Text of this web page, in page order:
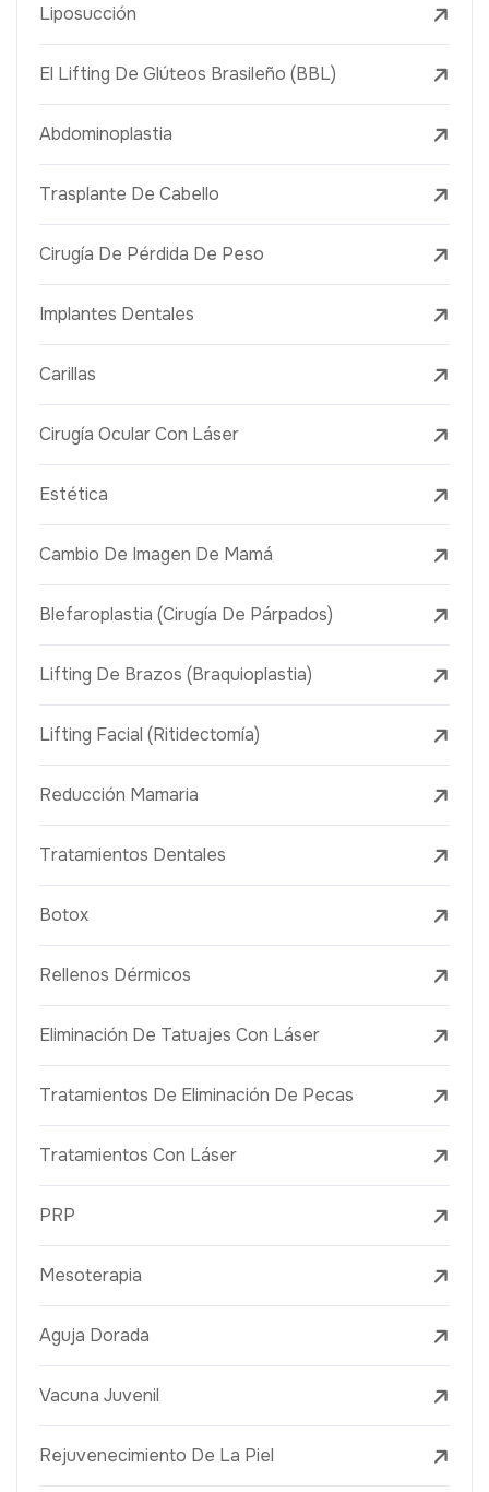
Liposucción
El Lifting De Glúteos Brasileño (BBL)
Abdominoplastia
Trasplante De Cabello
Cirugía De Pérdida De Peso
Implantes Dentales
Carillas
Cirugía Ocular Con Láser
Estética
Cambio De Imagen De Mamá
Blefaroplastia (Cirugía De Párpados)
Lifting De Brazos (Braquioplastia)
Lifting Facial (Ritidectomía)
Reducción Mamaria
Tratamientos Dentales
Botox
Rellenos Dérmicos
Eliminación De Tatuajes Con Láser
Tratamientos De Eliminación De Pecas
Tratamientos Con Láser
PRP
Mesoterapia
Aguja Dorada
Vacuna Juvenil
Rejuvenecimiento De La Piel